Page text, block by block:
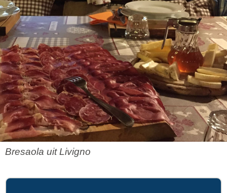
Bresaola uit Livigno